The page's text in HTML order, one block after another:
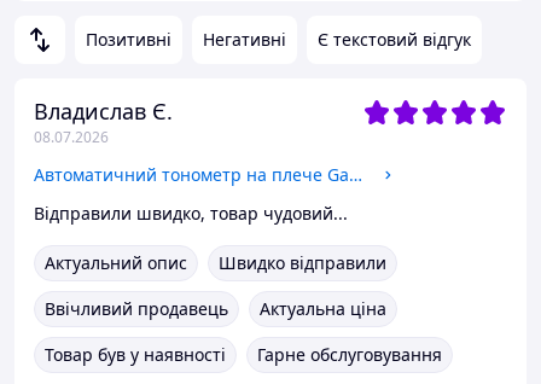
Позитивні Негативні Є текстовий відгук
Владислав Є.
08.07.2026
Автоматичний тонометр на плече Gamma Model А, звуковий супровід, індикатор аритмії, розмір 22-42 см
Відправили швидко, товар чудовий...
Актуальний опис
Швидко відправили
Ввічливий продавець
Актуальна ціна
Товар був у наявності
Гарне обслуговування